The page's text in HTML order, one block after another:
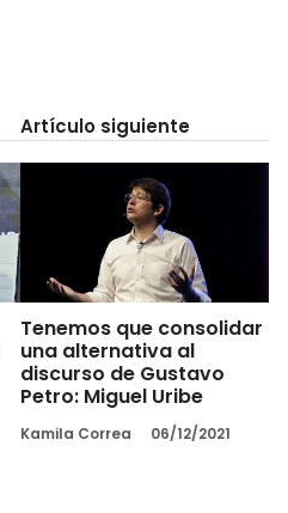
Artículo siguiente
Tenemos que consolidar
una alternativa al
discurso de Gustavo
Petro: Miguel Uribe
Kamila Correa 06/12/2021